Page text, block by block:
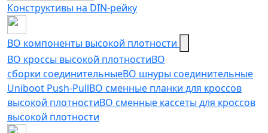
Конструктивы на DIN-рейку
ВО компоненты высокой плотности
ВО кроссы высокой плотностиВО
сборки соединительныеВО шнуры соединительные
Uniboot Push-PullВО сменные планки для кроссов
высокой плотностиВО сменные кассеты для кроссов
высокой плотности